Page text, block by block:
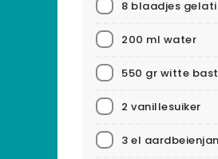
8 blaadjes
200 ml water
550 gr witte
2 vanillesuiker
3 el